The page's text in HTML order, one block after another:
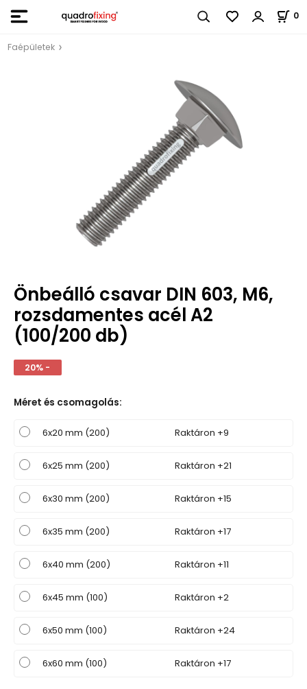
0
Faépületek
Önbeálló csavar DIN 603, M6,
rozsdamentes acél A2
(100/200 db)
20% -
Méret és csomagolás:
6x20 mm (200) Raktáron +9
6x25 mm (200) Raktáron +21
6x30 mm (200) Raktáron +15
6x35 mm (200) Raktáron +17
6x40 mm (200) Raktáron +11
6x45 mm (100) Raktáron +2
6x50 mm (100) Raktáron +24
6x60 mm (100) Raktáron +17